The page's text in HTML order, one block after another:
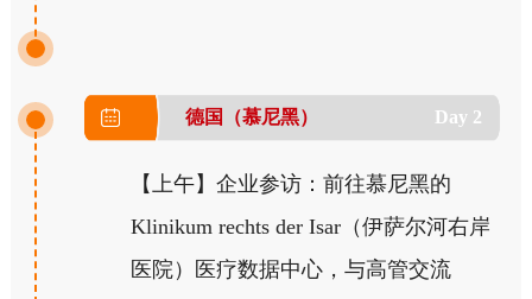
Day 2
德国（慕尼黑）
【上午】企业参访：前往慕尼黑的
Klinikum rechts der Isar（伊萨尔河右岸
医院）医疗数据中心，与高管交流